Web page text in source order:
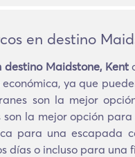
en destino
Maidstone, Kent
económica, ya que
son la mejor
son la mejor opción
para una escapada
días o incluso para una